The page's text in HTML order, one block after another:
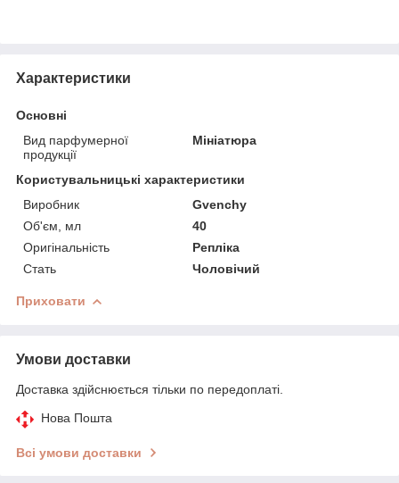
Характеристики
Основні
Вид парфумерної
продукції
Мініатюра
Користувальницькі характеристики
Виробник
Gvenchy
Об'єм, мл
40
Оригінальність
Репліка
Стать
Чоловічий
Приховати
Умови доставки
Доставка здійснюється тільки по передоплаті.
Нова Пошта
Всі умови доставки